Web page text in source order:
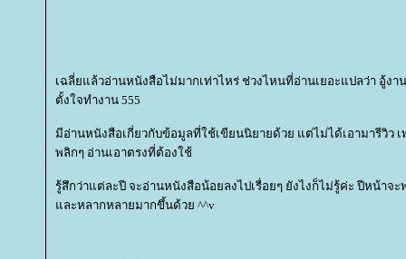
เฉลี่ยแล้วอ่านหนังสือไม่มากเท่าไหร่ ช่วงไหนที่อ่านเยอะแปลว่า อู้ง
ตั้งใจทำงาน 555
มีอ่านหนังสือเกี่ยวกับข้อมูลที่ใช้เขียนนิยายด้วย แต่ไม่ได้เอามารีวิว
พลิกๆ อ่านเอาตรงที่ต้องใช้
รู้สึกว่าแต่ละปี จะอ่านหนังสือน้อยลงไปเรื่อยๆ ยังไงก็ไม่รู้ค่ะ ปีหน้าจ
ละหลากหลายมากขึ้นด้วย ^^v